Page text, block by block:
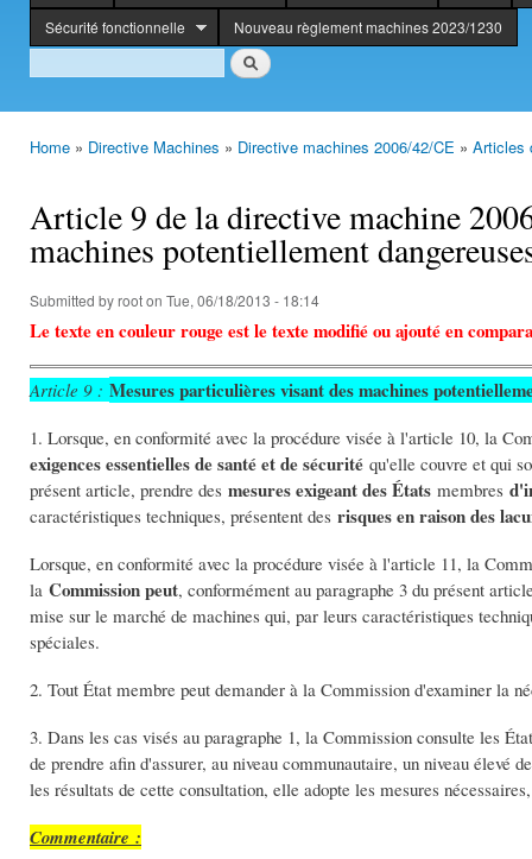
Sécurité fonctionnelle
Nouveau règlement machines 2023/1230
Rechercher
Search
Home » Directive Machines » Directive machines 2006/42/CE » Articles
Article 9 de la directive machine
machines potentiellement
Submitted byrooton Tue, 06/18/2013 - 18:14
Le texte en couleur rouge est le texte modifié ou ajouté en
Article 9 : Mesures particulières visant des machines
1. Lorsque, en conformité avec la procédure visée à l'article 10, la
exigences essentielles de santé et de sécurité qu'elle couvre et qui
présent article, prendre des mesures exigeant des États membres
caractéristiques techniques, présentent des risques en raison des
Lorsque, en conformité avec la procédure visée à l'article 11, la
la Commission peut, conformément au paragraphe 3 du présent
mise sur le marché de machines qui, par leurs caractéristiques
spéciales.
2. Tout État membre peut demander à la Commission d'examiner la
3. Dans les cas visés au paragraphe 1, la Commission consulte les
de prendre afin d'assurer, au niveau communautaire, un niveau élevé
les résultats de cette consultation, elle adopte les mesures
Commentaire :